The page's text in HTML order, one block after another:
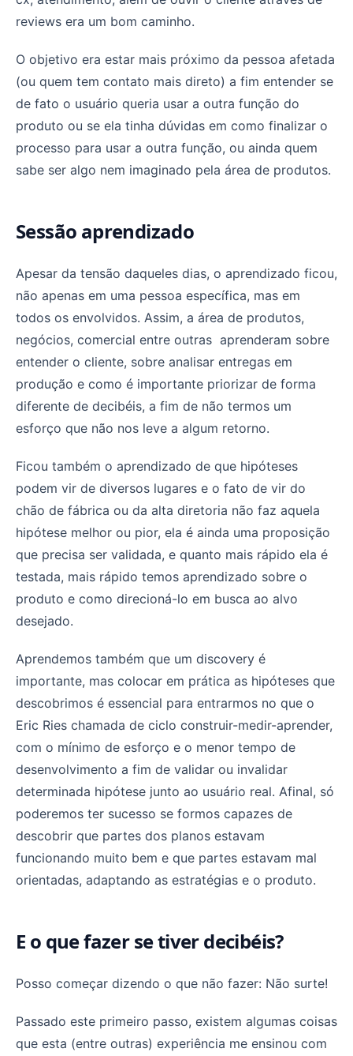
reviews era um bom caminho.
O objetivo era estar mais próximo da pessoa afetada
(ou quem tem contato mais direto) a fim entender se
de fato o usuário queria usar a outra função do
produto ou se ela tinha dúvidas em como finalizar o
processo para usar a outra função, ou ainda quem
sabe ser algo nem imaginado pela área de produtos.
Sessão aprendizado
Apesar da tensão daqueles dias, o aprendizado ficou,
não apenas em uma pessoa específica, mas em
todos os envolvidos. Assim, a área de produtos,
negócios, comercial entre outras aprenderam sobre
entender o cliente, sobre analisar entregas em
produção e como é importante priorizar de forma
diferente de decibéis, a fim de não termos um
esforço que não nos leve a algum retorno.
Ficou também o aprendizado de que hipóteses
podem vir de diversos lugares e o fato de vir do
chão de fábrica ou da alta diretoria não faz aquela
hipótese melhor ou pior, ela é ainda uma proposição
que precisa ser validada, e quanto mais rápido ela é
testada, mais rápido temos aprendizado sobre o
produto e como direcioná-lo em busca ao alvo
desejado.
Aprendemos também que um discovery é
importante, mas colocar em prática as hipóteses que
descobrimos é essencial para entrarmos no que o
Eric Ries chamada de ciclo construir-medir-aprender,
com o mínimo de esforço e o menor tempo de
desenvolvimento a fim de validar ou invalidar
determinada hipótese junto ao usuário real. Afinal, só
poderemos ter sucesso se formos capazes de
descobrir que partes dos planos estavam
funcionando muito bem e que partes estavam mal
orientadas, adaptando as estratégias e o produto.
E o que fazer se tiver decibéis?
Posso começar dizendo o que não fazer: Não surte!
Passado este primeiro passo, existem algumas coisas
que esta (entre outras) experiência me ensinou com